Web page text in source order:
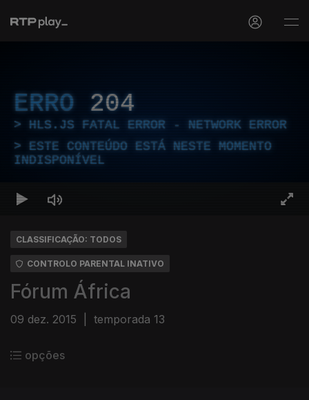
ERRO 204
HLS.JS FATAL ERROR - NETWORK ERROR
ESTE CONTEÚDO ESTÁ NESTE MOMENTO
INDISPONÍVEL
CLASSIFICAÇÃO: TODOS
CONTROLO PARENTAL INATIVO
Fórum África
09 dez. 2015 temporada 13
opções